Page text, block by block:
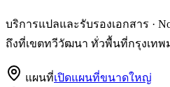
บริการแปลและรับรองเอกสาร ·
ถึงที่เขตทวีวัฒนา ทั่วพื้นที่กรุงเท
แผนที่เปิดแผนที่ขนาดใหญ่